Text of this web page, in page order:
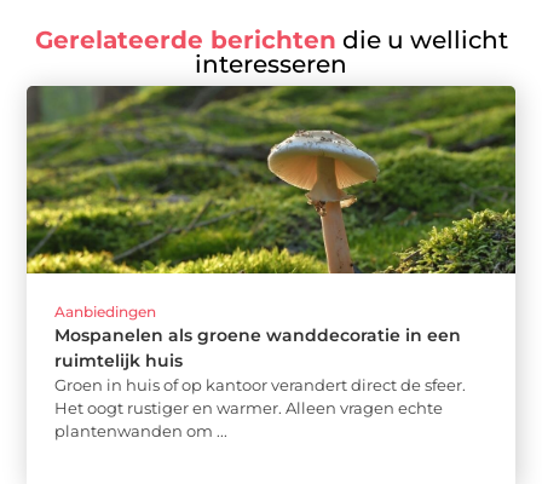
Gerelateerde berichten die u wellicht
interesseren
Aanbiedingen
Mospanelen als groene wanddecoratie in een
ruimtelijk huis
Groen in huis of op kantoor verandert direct de sfeer.
Het oogt rustiger en warmer. Alleen vragen echte
plantenwanden om ...